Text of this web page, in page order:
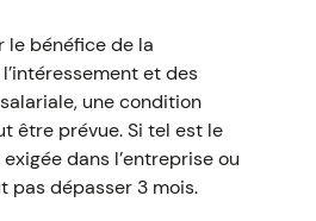
le bénéfice de la
et des
une condition
être prévue. Si tel est le
dans l’entreprise ou
pas dépasser 3 mois.